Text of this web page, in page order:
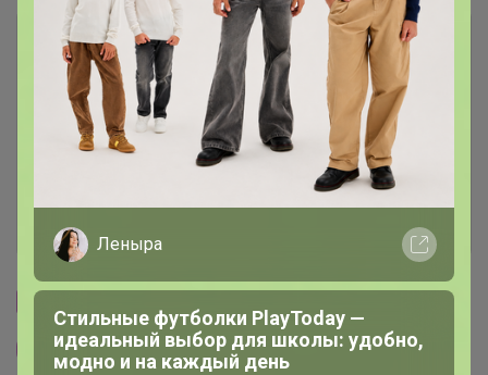
Описание
Условия участия
История проведённых выкупов
Другие СП организатора СЛАДКАЯ
Леныра
Стильные футболки PlayToday —
идеальный выбор для школы: удобно,
модно и на каждый день